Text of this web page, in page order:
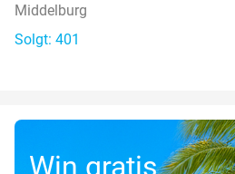
Middelburg
Solgt: 401
Win gratis